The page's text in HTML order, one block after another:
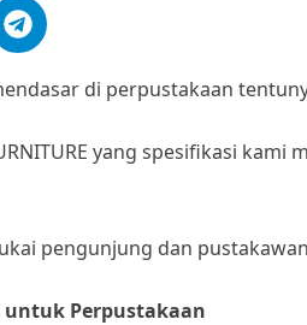
di perpustakaan
yang spesifikasi kami
pengunjung dan
untuk Perpustakaan